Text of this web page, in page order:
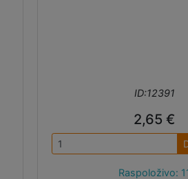
ID:12391
2,65 €
Raspoloživo: